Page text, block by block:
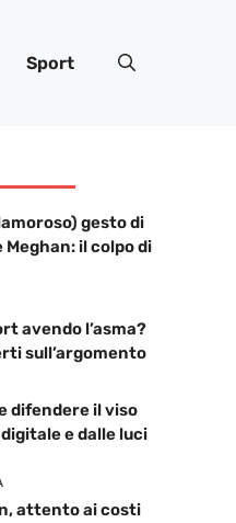
Sport
gesto di
il colpo di
avendo l’asma?
sull’argomento
difendere il viso
e dalle luci
attento ai costi